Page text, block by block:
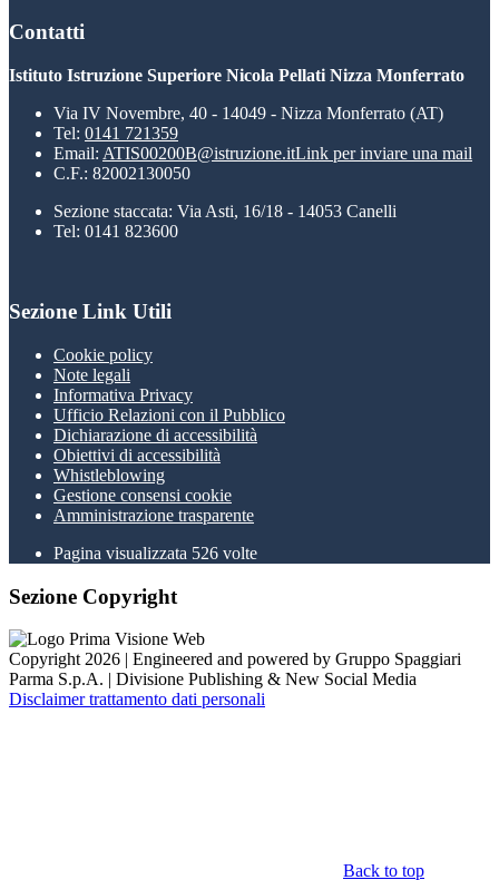
Contatti
Istituto Istruzione Superiore Nicola Pellati Nizza Monferrato
Via IV Novembre, 40 - 14049 - Nizza Monferrato (AT)
Tel: 0141 721359
Email: ATIS00200B@istruzione.itLink per inviare una mail
C.F.: 82002130050
Sezione staccata: Via Asti, 16/18 - 14053 Canelli
Tel: 0141 823600
Sezione Link Utili
Cookie policy
Note legali
Informativa Privacy
Ufficio Relazioni con il Pubblico
Dichiarazione di accessibilità
Obiettivi di accessibilità
Whistleblowing
Gestione consensi cookie
Amministrazione trasparente
Pagina visualizzata 526 volte
Sezione Copyright
Copyright 2026 | Engineered and powered by Gruppo Spaggiari
Parma S.p.A. | Divisione Publishing & New Social Media
Disclaimer trattamento dati personali
Back to top